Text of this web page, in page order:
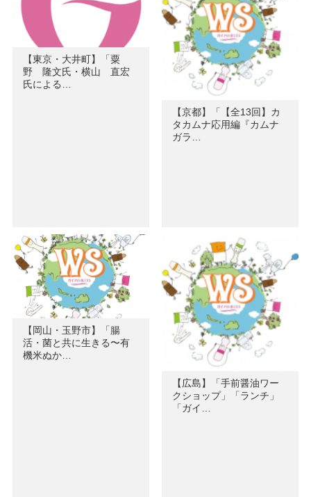
【東京・大井町】「粟
野 隆文氏・横山 直宏
氏による…
【京都】「【全13回】カ
タカムナ応用編『カムナ
ガラ…
【岡山・玉野市】「腸
活・菌と共に生きる〜有
機米ぬか…
【広島】「手前醤油ワー
クショップ」「ランチ」
「ガイ…